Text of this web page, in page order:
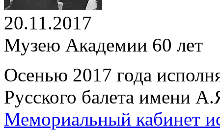
20.11.2017
Музею Академии 60 лет
Осенью 2017 года
Русского балета имени
Мемориальный кабинет